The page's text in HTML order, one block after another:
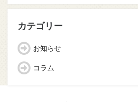
カ
ブ
カテゴリー
お知らせ
コラム